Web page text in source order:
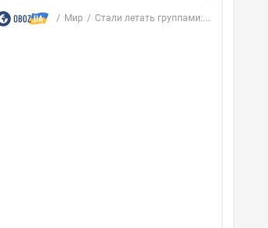
Мир Стали летать группами:...